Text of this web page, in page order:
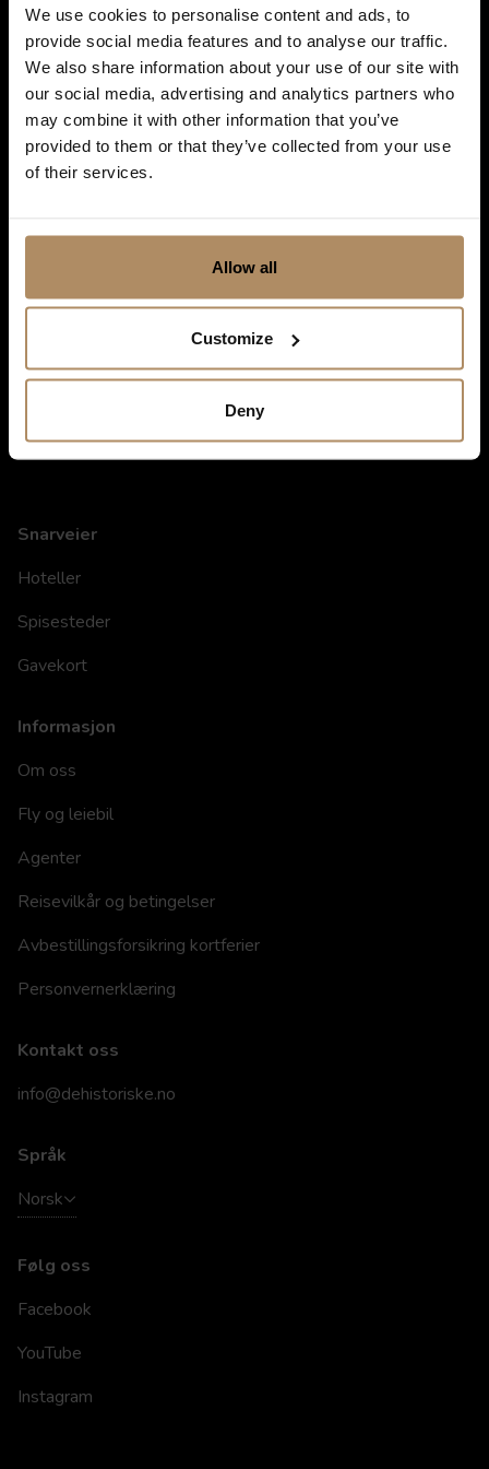
We use cookies to personalise content and ads, to
provide social media features and to analyse our traffic.
We also share information about your use of our site with
our social media, advertising and analytics partners who
may combine it with other information that you’ve
provided to them or that they’ve collected from your use
of their services.
Allow all
Customize
Deny
frister!*
Ved påmelding godkjenner du at De Historiske lagrer kontaktinformasjonen
du gir oss, og at vi sender deg nyhetsbrev om våre produkter og tjenester. Du
kan oppheve abonnementet når som helst. Hvis du vil ha mer informasjon
om vår praksis for personvern og hvordan vi forplikter oss til å beskytte ditt
Snarveier
Hoteller
Spisesteder
Gavekort
Informasjon
Om oss
Fly og leiebil
Agenter
Reisevilkår og betingelser
Avbestillingsforsikring kortferier
Personvernerklæring
Kontakt oss
info@dehistoriske.no
Språk
Norsk
Følg oss
Facebook
YouTube
Instagram